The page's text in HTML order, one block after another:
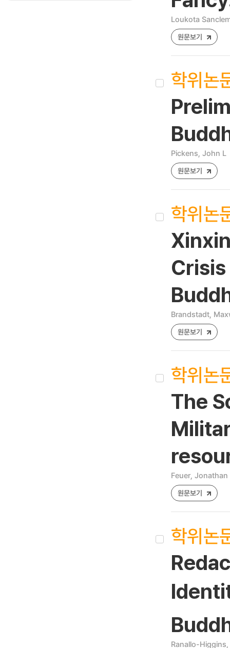
Loukota
원문보기
학위논
Pickens, John L
원문보기
학위논
Brandstadt,
원문보기
학위논
The
Feuer, Jonathan
원문보기
학위논
Ranallo-